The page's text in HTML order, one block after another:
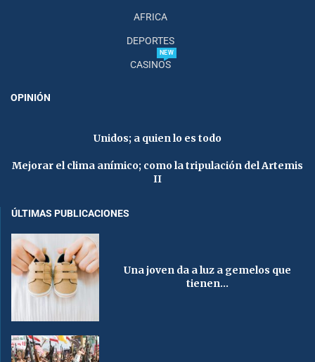
AFRICA
DEPORTES
CASINOS
NEW
OPINIÓN
Unidos; a quien lo es todo
Mejorar el clima anímico; como la tripulación del Artemis
II
ÚLTIMAS PUBLICACIONES
Una joven da a luz a gemelos que
tienen...